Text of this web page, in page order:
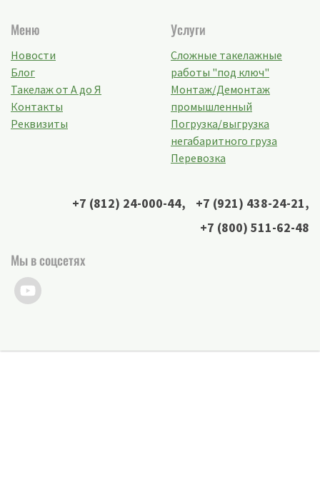
Меню
Новости
Блог
Такелаж от А до Я
Контакты
Реквизиты
Услуги
Сложные такелажные
работы "под ключ"
Монтаж/Демонтаж
промышленный
Погрузка/выгрузка
негабаритного груза
Перевозка
+7 (812) 24-000-44, +7 (921) 438-24-21,
+7 (800) 511-62-48
Мы в соцсетях